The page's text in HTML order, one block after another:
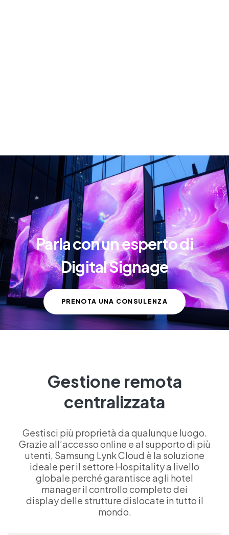
Parla con un esperto di
Digital Signage
PRENOTA UNA CONSULENZA
Gestione remota
centralizzata
Gestisci più proprietà da qualunque luogo.
Grazie all’accesso online e al supporto di più
utenti, Samsung Lynk Cloud è la soluzione
ideale per il settore Hospitality a livello
globale perché garantisce agli hotel
manager il controllo completo dei
display delle strutture dislocate in tutto il
mondo.